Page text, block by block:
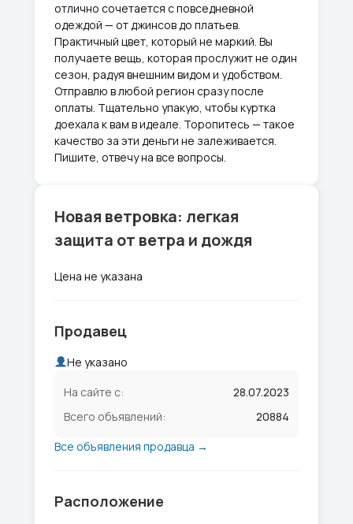
отлично сочетается с повседневной
одеждой — от джинсов до платьев.
Практичный цвет, который не маркий. Вы
получаете вещь, которая прослужит не один
сезон, радуя внешним видом и удобством.
Отправлю в любой регион сразу после
оплаты. Тщательно упакую, чтобы куртка
доехала к вам в идеале. Торопитесь — такое
качество за эти деньги не залеживается.
Пишите, отвечу на все вопросы.
Новая ветровка: легкая
защита от ветра и дождя
Цена не указана
Продавец
Не указано
На сайте с:
28.07.2023
Всего объявлений:
20884
Все объявления продавца →
Расположение